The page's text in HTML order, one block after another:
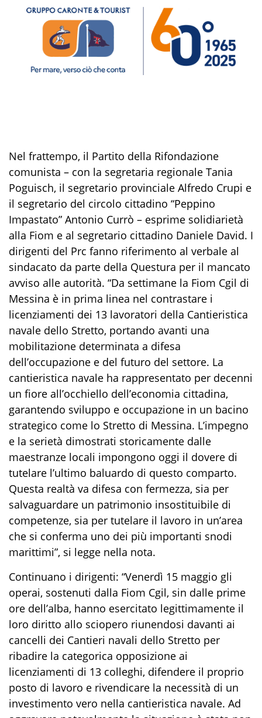
Nel frattempo, il Partito della Rifondazione
comunista – con la segretaria regionale Tania
Poguisch, il segretario provinciale Alfredo Crupi e
il segretario del circolo cittadino “Peppino
Impastato” Antonio Currò – esprime solidiarietà
alla Fiom e al segretario cittadino Daniele David. I
dirigenti del Prc fanno riferimento al verbale al
sindacato da parte della Questura per il mancato
avviso alle autorità. “Da settimane la Fiom Cgil di
Messina è in prima linea nel contrastare i
licenziamenti dei 13 lavoratori della Cantieristica
navale dello Stretto, portando avanti una
mobilitazione determinata a difesa
dell’occupazione e del futuro del settore. La
cantieristica navale ha rappresentato per decenni
un fiore all’occhiello dell’economia cittadina,
garantendo sviluppo e occupazione in un bacino
strategico come lo Stretto di Messina. L’impegno
e la serietà dimostrati storicamente dalle
maestranze locali impongono oggi il dovere di
tutelare l’ultimo baluardo di questo comparto.
Questa realtà va difesa con fermezza, sia per
salvaguardare un patrimonio insostituibile di
competenze, sia per tutelare il lavoro in un’area
che si conferma uno dei più importanti snodi
marittimi”, si legge nella nota.
Continuano i dirigenti: “Venerdì 15 maggio gli
operai, sostenuti dalla Fiom Cgil, sin dalle prime
ore dell’alba, hanno esercitato legittimamente il
loro diritto allo sciopero riunendosi davanti ai
cancelli dei Cantieri navali dello Stretto per
ribadire la categorica opposizione ai
licenziamenti di 13 colleghi, difendere il proprio
posto di lavoro e rivendicare la necessità di un
investimento vero nella cantieristica navale. Ad